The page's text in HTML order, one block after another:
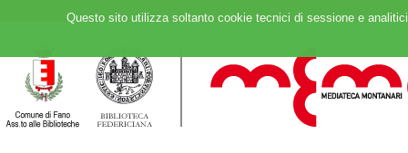
Questo sito utilizza soltanto cookie tecnici di sessione e